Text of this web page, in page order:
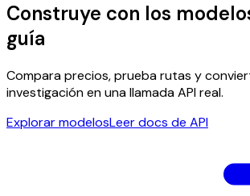
Construye con los
guía
Compara precios, prueba rutas y
investigación en una llamada API real.
Explorar modelosLeer docs de API